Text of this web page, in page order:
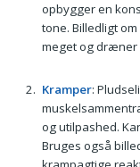
opbygger en
tone. Billedligt
meget og dræner
Kramper:
og utilpashed.
Bruges også